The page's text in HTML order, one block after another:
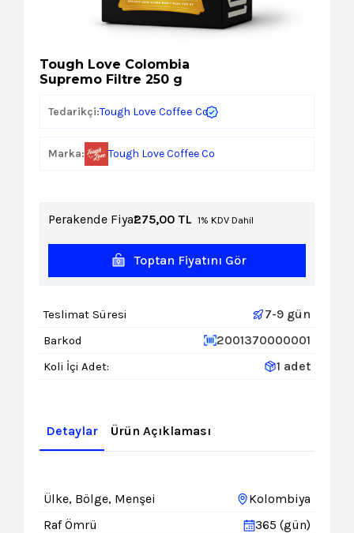
Tough Love Colombia
Supremo Filtre 250 g
Tedarikçi:Tough Love Coffee Co
Marka: Tough Love Coffee Co
Perakende Fiyat:275,00 TL 1% KDV Dahil
Toptan Fiyatını Gör
Teslimat Süresi 7-9 gün
Barkod 2001370000001
Koli İçi Adet: 1 adet
Detaylar Ürün Açıklaması
Ülke, Bölge, Menşei
Kolombiya
Raf Ömrü
365 (gün)